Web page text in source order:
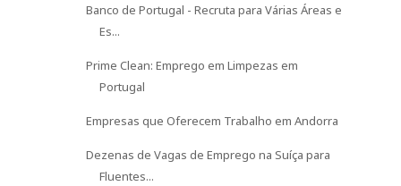
Banco de Portugal - Recruta para Várias Áreas e
Es...
Prime Clean: Emprego em Limpezas em
Portugal
Empresas que Oferecem Trabalho em Andorra
Dezenas de Vagas de Emprego na Suíça para
Fluentes...